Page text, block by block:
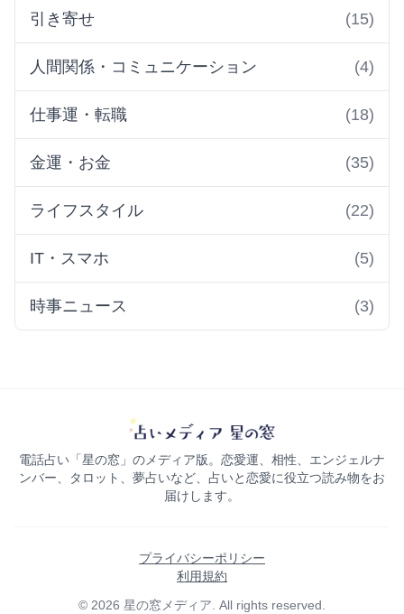
引き寄せ (15)
人間関係・コミュニケーション (4)
仕事運・転職 (18)
金運・お金 (35)
ライフスタイル (22)
IT・スマホ (5)
時事ニュース (3)
電話占い「星の窓」のメディア版。恋愛運、相性、エンジェルナ
ンバー、タロット、夢占いなど、占いと恋愛に役立つ読み物をお
届けします。
プライバシーポリシー
利用規約
© 2026 星の窓メディア. All rights reserved.